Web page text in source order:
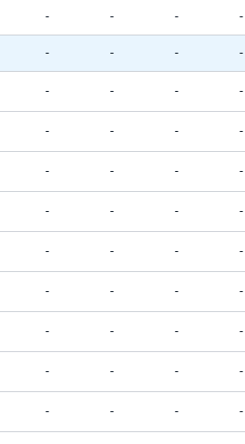
- - - -
- - - -
- - - -
- - - -
- - - -
- - - -
- - - -
- - - -
- - - -
- - - -
- - - -